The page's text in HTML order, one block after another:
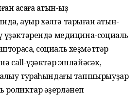
аҡсаға ҡатын-ҡыҙ
ауыр хәлгә тарыған ҡатын-
үҙәктәрендә медицина-социаль
социаль хеҙмәттәр
call-үҙәктәр эшләйәсәк,
ҡалыу тураһындағы тапшырыуҙар
роликтар әҙерләнеп